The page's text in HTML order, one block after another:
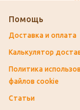
Помощь
Доставка и оплата
Калькулятор
Политика
файлов cookie
Статьи